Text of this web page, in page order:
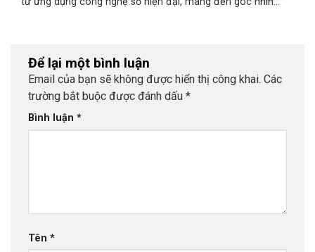
Để lại một bình luận
Email của bạn sẽ không được hiển thị công khai. Các
trường bắt buộc được đánh dấu *
Bình luận *
Tên *